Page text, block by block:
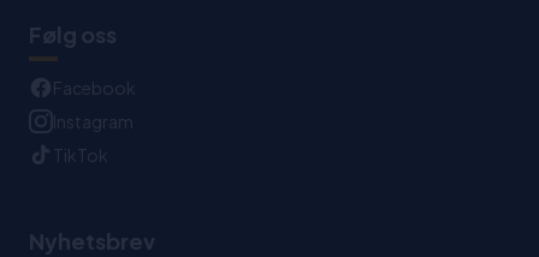
Følg oss
Facebook
Instagram
TikTok
Nyhetsbrev